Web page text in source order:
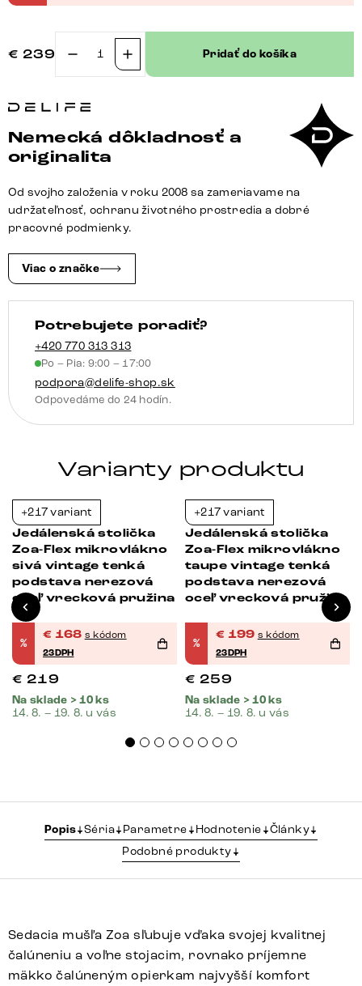
€ 239
množstvo
jedálenská
Zoa-
Flex
tkanina
mäkký
béžová
jedálenská
stolička
plochá
čierna
vrecková
pružina
Pridať do košíka
Nemecká dôkladnosť a
originalita
Od svojho založenia v roku 2008 sa zameriavame na
udržateľnosť, ochranu životného prostredia a dobré
pracovné podmienky.
Viac o značke
Potrebujete poradiť?
+420 770 313 313
Po – Pia: 9:00 – 17:00
podpora@delife-shop.sk
Odpovedáme do 24 hodín.
Varianty produktu
+217 variant
Jedálenská stolička
Zoa-Flex mikrovlákno
sivá vintage tenká
podstava nerezová
oceľ vrecková pružina
%
€ 168 s kódom
23DPH
€ 219
Na sklade > 10 ks
14. 8. – 19. 8. u vás
+217 variant
Jedálenská stolička
Zoa-Flex mikrovlákno
taupe vintage tenká
podstava nerezová
oceľ vrecková pružina
%
€ 199 s kódom
23DPH
€ 259
Na sklade > 10 ks
14. 8. – 19. 8. u vás
Popis Séria Parametre Hodnotenie
Články
Podobné produkty
Sedacia mušľa Zoa sľubuje vďaka svojej kvalitnej
čalúneniu a voľne stojacim, rovnako príjemne
mäkko čalúneným opierkam najvyšší komfort